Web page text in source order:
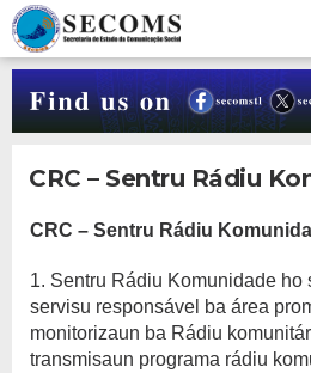
Skip
to
content
CRC – Sentru Rádiu
|
February
By
Admin
CRC – Sentru Rádiu
1. Sentru Rádiu Komunidade ho
servisu responsável ba área
monitorizaun ba Rádiu
transmisaun programa rádiu